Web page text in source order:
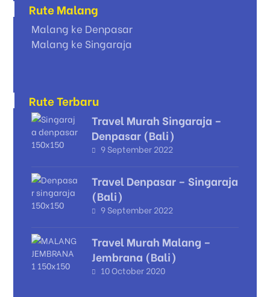
Rute Malang
Malang ke Denpasar
Malang ke Singaraja
Rute Terbaru
Travel Murah Singaraja –
Denpasar (Bali)
9 September 2022
Travel Denpasar – Singaraja
(Bali)
9 September 2022
Travel Murah Malang –
Jembrana (Bali)
10 October 2020